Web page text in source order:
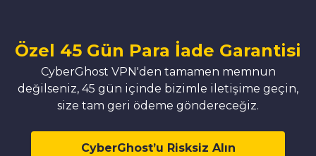
Özel 45 Gün Para İade Garantisi
CyberGhost VPN'den tamamen memnun
değilseniz, 45 gün içinde bizimle iletişime geçin,
size tam geri ödeme göndereceğiz.
CyberGhost’u Risksiz Alın